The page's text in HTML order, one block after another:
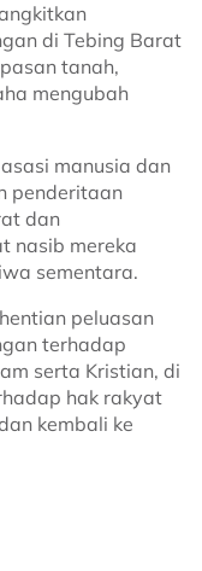
di Tebing Barat
tanah,
mengubah
manusia dan
penderitaan
dan
nasib mereka
sementara.
peluasan
terhadap
serta Kristian, di
hak rakyat
kembali ke